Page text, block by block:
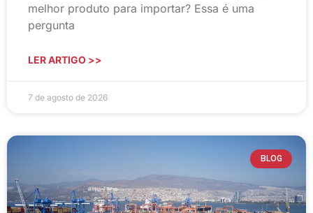
melhor produto para importar? Essa é uma
pergunta
LER ARTIGO >>
7 de agosto de 2026
BLOG